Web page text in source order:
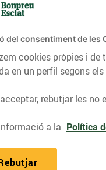
consells
del nostre
del consentiment de les
cookies pròpies i de
en un perfil segons
rebutjar les no
a la Política